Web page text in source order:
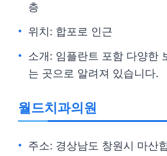
층
위치: 합포로 인근
소개: 임플란트 포함 다양한
는 곳으로 알려져 있습니다.
월드치과의원
주소: 경상남도 창원시 마산